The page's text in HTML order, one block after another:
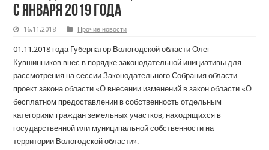
с января 2019 года
16.11.2018 Прочие новости
01.11.2018 года Губернатор Вологодской области Олег
Кувшинников внес в порядке законодательной инициативы для
рассмотрения на сессии Законодательного Собрания области
проект закона области «О внесении изменений в закон области «О
бесплатном предоставлении в собственность отдельным
категориям граждан земельных участков, находящихся в
государственной или муниципальной собственности на
территории Вологодской области».